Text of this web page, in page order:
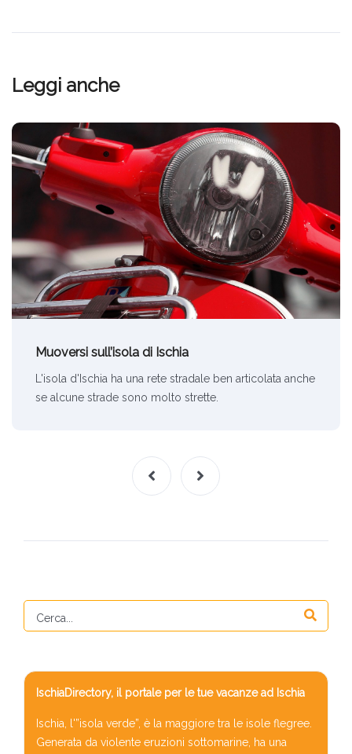
Leggi anche
Muoversi sull’isola di Ischia
L'isola d'Ischia ha una rete stradale ben articolata anche
se alcune strade sono molto strette.
IschiaDirectory, il portale per le tue vacanze ad Ischia
Ischia, l'”isola verde”, è la maggiore tra le isole flegree.
Generata da violente eruzioni sottomarine, ha una